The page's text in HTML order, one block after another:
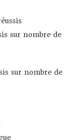
sur nombre de
sur nombre de